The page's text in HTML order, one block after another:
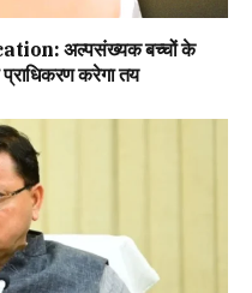
अल्पसंख्यक बच्चों के
प्राधिकरण करेगा तय